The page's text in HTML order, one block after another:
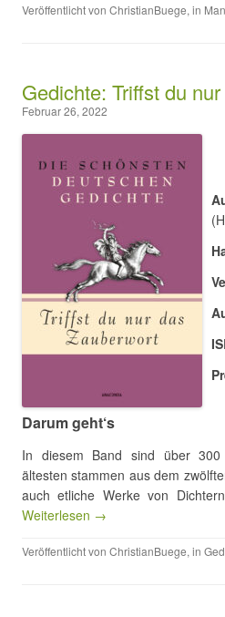
Veröffentlicht von ChristianBuege, in
Gedichte: Triffst du
Februar 26, 2022
Darum geht‘s
In diesem Band sind über 300
ältesten stammen aus dem
auch etliche Werke von
Weiterlesen →
Veröffentlicht von ChristianBuege, in